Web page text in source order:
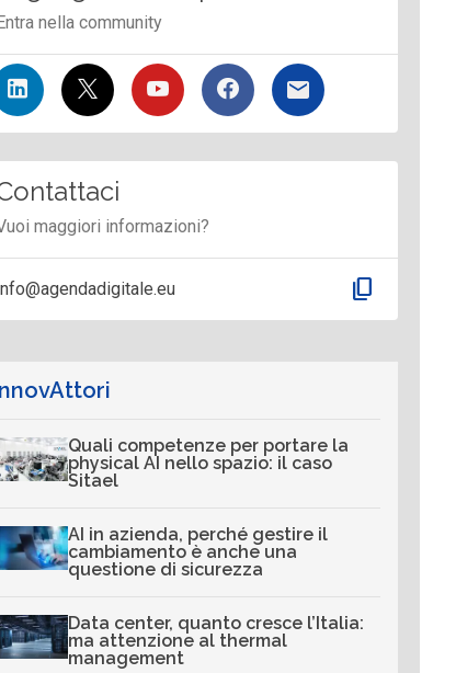
nella community
maggiori informazioni?
content_copy
Quali competenze per portare la
physical AI nello spazio: il caso
Sitael
AI in azienda, perché gestire il
cambiamento è anche una
questione di sicurezza
Data center, quanto cresce l’Italia:
ma attenzione al thermal
management